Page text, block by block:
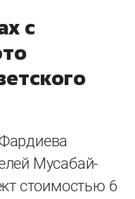
с
Мусабай-
стоимостью 6